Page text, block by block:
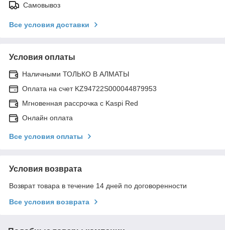
Самовывоз
Все условия доставки
Условия оплаты
Наличными ТОЛЬКО В АЛМАТЫ
Оплата на счет KZ94722S000044879953
Мгновенная рассрочка с Kaspi Red
Онлайн оплата
Все условия оплаты
Условия возврата
Возврат товара в течение 14 дней по договоренности
Все условия возврата